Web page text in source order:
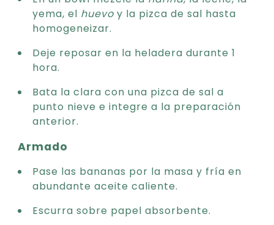
yema, el huevo y la pizca de sal hasta
homogeneizar.
Deje reposar en la heladera durante 1
hora.
Bata la clara con una pizca de sal a
punto nieve e integre a la preparación
anterior.
Armado
Pase las bananas por la masa y fría en
abundante aceite caliente.
Escurra sobre papel absorbente.